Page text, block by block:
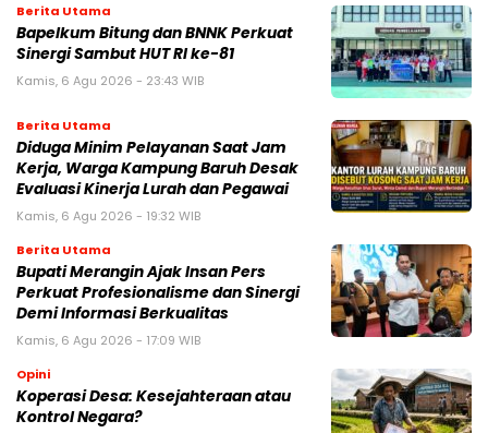
Berita Utama
Bapelkum Bitung dan BNNK Perkuat
Sinergi Sambut HUT RI ke-81
Kamis, 6 Agu 2026 - 23:43 WIB
Berita Utama
Diduga Minim Pelayanan Saat Jam
Kerja, Warga Kampung Baruh Desak
Evaluasi Kinerja Lurah dan Pegawai
Kamis, 6 Agu 2026 - 19:32 WIB
Berita Utama
Bupati Merangin Ajak Insan Pers
Perkuat Profesionalisme dan Sinergi
Demi Informasi Berkualitas
Kamis, 6 Agu 2026 - 17:09 WIB
Opini
Koperasi Desa: Kesejahteraan atau
Kontrol Negara?